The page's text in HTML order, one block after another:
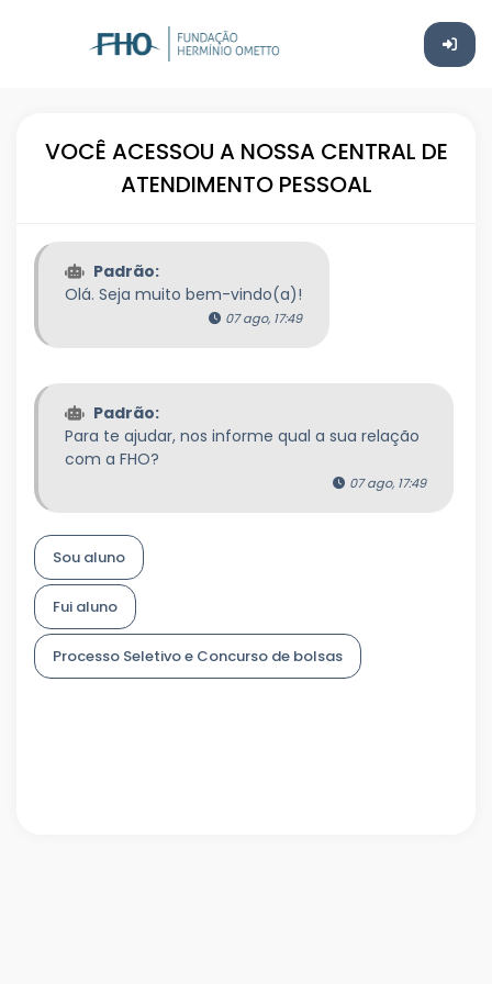
VOCÊ ACESSOU A NOSSA CENTRAL DE
ATENDIMENTO PESSOAL
Padrão:
Olá. Seja muito bem-vindo(a)!
07 ago, 17:49
Padrão:
Para te ajudar, nos informe qual a sua relação
com a FHO?
07 ago, 17:49
Sou aluno
Fui aluno
Processo Seletivo e Concurso de bolsas